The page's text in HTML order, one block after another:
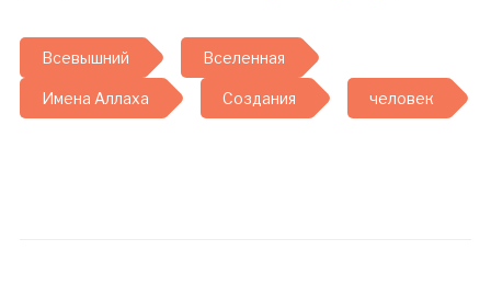
Всевышний Вселенная
Имена Аллаха Создания человек